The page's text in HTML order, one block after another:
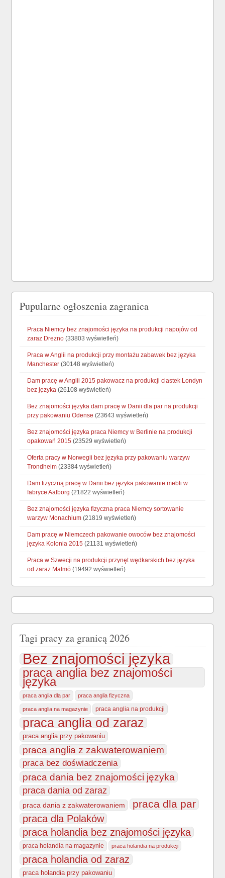
Pupularne ogłoszenia zagranica
Praca Niemcy bez znajomości języka na produkcji napojów od
zaraz Drezno (33803 wyświetleń)
Praca w Anglii na produkcji przy montażu zabawek bez języka
Manchester (30148 wyświetleń)
Dam pracę w Anglii 2015 pakowacz na produkcji ciastek Londyn
bez języka (26108 wyświetleń)
Bez znajomości języka dam pracę w Danii dla par na produkcji
przy pakowaniu Odense (23643 wyświetleń)
Bez znajomości języka praca Niemcy w Berlinie na produkcji
opakowań 2015 (23529 wyświetleń)
Oferta pracy w Norwegii bez języka przy pakowaniu warzyw
Trondheim (23384 wyświetleń)
Dam fizyczną pracę w Danii bez języka pakowanie mebli w
fabryce Aalborg (21822 wyświetleń)
Bez znajomości języka fizyczna praca Niemcy sortowanie
warzyw Monachium (21819 wyświetleń)
Dam pracę w Niemczech pakowanie owoców bez znajomości
języka Kolonia 2015 (21131 wyświetleń)
Praca w Szwecji na produkcji przynęt wędkarskich bez języka
od zaraz Malmö (19492 wyświetleń)
Tagi pracy za granicą 2026
Bez znajomości języka
praca anglia bez znajomości
języka
praca anglia dla par praca anglia fizyczna
praca anglia na magazynie praca anglia na produkcji
praca anglia od zaraz
praca anglia przy pakowaniu
praca anglia z zakwaterowaniem
praca bez doświadczenia
praca dania bez znajomości języka
praca dania od zaraz
praca dania z zakwaterowaniem praca dla par
praca dla Polaków
praca holandia bez znajomości języka
praca holandia na magazynie praca holandia na produkcji
praca holandia od zaraz
praca holandia przy pakowaniu